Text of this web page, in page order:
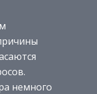
немного